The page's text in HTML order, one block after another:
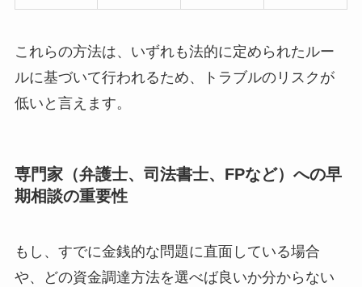
これらの方法は、いずれも法的に定められたルー
ルに基づいて行われるため、トラブルのリスクが
低いと言えます。
専門家（弁護士、司法書士、FPなど）への早
期相談の重要性
もし、すでに金銭的な問題に直面している場合
や、どの資金調達方法を選べば良いか分からない